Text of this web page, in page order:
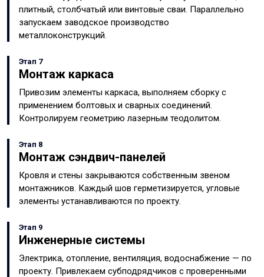
плитный, столбчатый или винтовые сваи. Параллельно
запускаем заводское производство
металлоконструкций.
Этап 7
Монтаж каркаса
Привозим элементы каркаса, выполняем сборку с
применением болтовых и сварных соединений.
Контролируем геометрию лазерным теодолитом.
Этап 8
Монтаж сэндвич-панелей
Кровля и стены закрываются собственным звеном
монтажников. Каждый шов герметизируется, угловые
элементы устанавливаются по проекту.
Этап 9
Инженерные системы
Электрика, отопление, вентиляция, водоснабжение — по
проекту. Привлекаем субподрядчиков с проверенными